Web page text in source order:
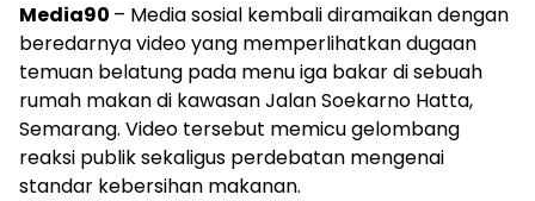
Media90 – Media sosial kembali diramaikan dengan
beredarnya video yang memperlihatkan dugaan
temuan belatung pada menu iga bakar di sebuah
rumah makan di kawasan Jalan Soekarno Hatta,
Semarang. Video tersebut memicu gelombang
reaksi publik sekaligus perdebatan mengenai
standar kebersihan makanan.